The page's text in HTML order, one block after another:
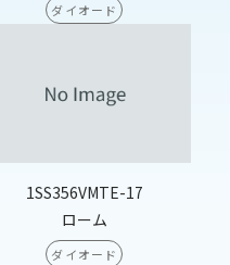
ダイオード
1SS356VMTE-17
ローム
ダイオード